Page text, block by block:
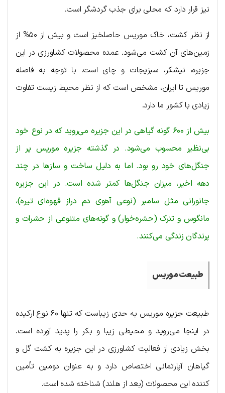
نیز قرار دارد که محلی برای جذب گردشگر است.
از نظر کشت، خاک موریس حاصلخیز است و بیش از ۵۰% از
زمین‌های آن کشت می‌شود. عمده محصولات کشاورزی در این
جزیره، نیشکر، سبزیجات و چای است. با توجه به فاصله
موریس تا ایران، مشخص است که از نظر محیط زیست تفاوت
زیادی با کشور ما دارد.
بیش از ۶۰۰ گونه گیاهی در این جزیره می‌روید که در نوع خود
بی‌نظیر محسوب می‌شود. در گذشته جزیره موریس پر از
جنگل‌های خود رو بود. اما به دلیل ساخت‌ و سازها در چند
دهه اخیر، میزان جنگل‌ها کمتر شده است. در این جزیره
جانورانی مثل سامبر (نوعی آهوی دم دراز قهوه‌ای تیره)،
مانگوس و تنرک (حشره‌خوار) و گونه‌های متنوعی از حشرات و
پرندگان زندگی می‌کنند.
طبیعت موریس
طبیعت جزیره موریس به حدی زیباست که تنها ۶۰ نوع ارکیده
در اینجا می‌روید و محیطی زیبا و بکر را پدید آورده است.
بخش زیادی از فعالیت کشاورزی در این جزیره به کشت گل و
گیاهان آپارتمانی اختصاص دارد و به عنوان دومین تأمین
کننده این محصولات (بعد از هلند) شناخته شده است.